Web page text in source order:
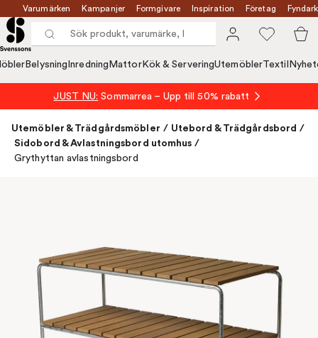
Varumärken Kampanjer Formgivare Inspiration Företag
Belysning Inredning MattorKök & ServeringUtemöblerTextil
JUST NU: Sommarrea – Upp till 50% rabatt
Utemöbler & Trädgårdsmöbler / Utebord & Trädgårdsbord /
Sidobord & Avlastningsbord utomhus /
Grythyttan avlastningsbord